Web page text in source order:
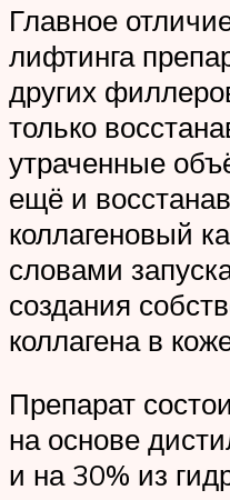
Главное
лифтинга
других
только
утраченные
ещё и
коллагеновый
словами
создания
коллагена в
Препарат
на основе
и на 30% из